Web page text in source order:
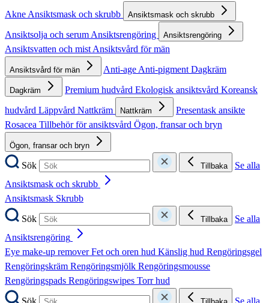
AkneAnsiktsmask och skrubb Ansiktsmask och skrubb
Ansiktsolja och serumAnsiktsrengöring Ansiktsrengöring
Ansiktsvatten och mistAnsiktsvård för män
Ansiktsvård för män Anti-ageAnti-pigmentDagkräm
Dagkräm Premium hudvård Ekologisk ansiktsvård Koreansk
hudvård Läppvård Nattkräm Nattkräm
Presentask ansikte
Rosacea Tillbehör för ansiktsvård Ögon, fransar och bryn
Ögon, fransar och bryn
Sök Tillbaka
Se alla
Ansiktsmask och skrubb
Ansiktsmask Skrubb
Sök
Tillbaka
Se alla
Ansiktsrengöring
Eye make-up removerFet och oren hud Känslig hud Rengöringsgel
Rengöringskräm Rengöringsmjölk Rengöringsmousse
Rengöringspads Rengöringswipes Torr hud